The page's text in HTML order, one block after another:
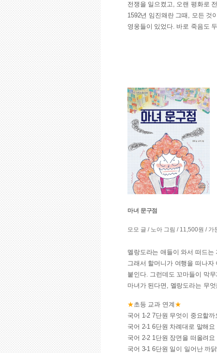
전쟁을 일으켰고, 오랜 평화로
1592년 임진왜란 그때, 모든 것
영웅들이 있었다. 바로 죽음도
마녀 문구점
모모 글 / 노아 그림 / 11,500원 / 가
멜랑도라는 애들이 와서 떠드
그래서 할머니가 여행을 떠나자
붙인다. 그런데도 꼬마들이 막
마녀가 된다면, 멜랑도라는 무
★초등 교과 연계 ★
국어 1-2 7단원 무엇이 중요할까
국어 2-1 6단원 차례대로 말해요
국어 2-2 1단원 장면을 떠올려요
국어 3-1 6단원 일이 일어난 까닭